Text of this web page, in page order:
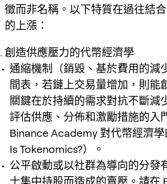
徵而非名稱。以下特質在過往結
的上漲：
創造供應壓力的代幣經濟學
通縮機制（銷毀、基於費用的減
間表，若鏈上交易量增加，則能
關鍵在於持續的需求對抗不斷減
評估供應、分佈和激勵措施的入
Binance Academy 對代幣經濟
Is Tokenomics?）。
公平啟動或以社群為導向的分發
士集中持股而造成的賣壓。請在